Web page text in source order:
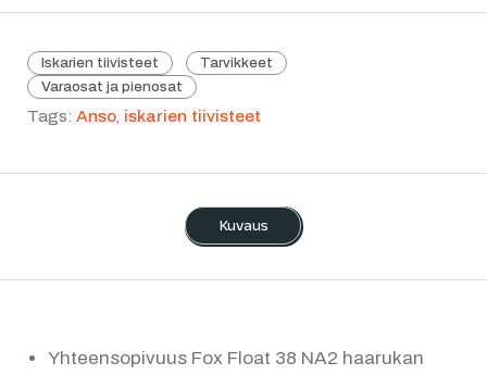
Iskarien tiivisteet
Tarvikkeet
Varaosat ja pienosat
Tags: Anso, iskarien tiivisteet
Kuvaus
Yhteensopivuus Fox Float 38 NA2 haarukan